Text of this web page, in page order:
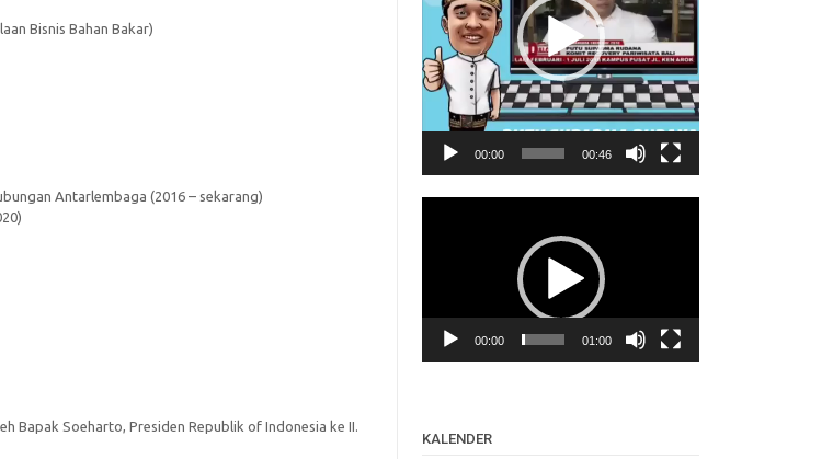
Bisnis Bahan Bakar)
Antarlembaga (2016 – sekarang)
Bapak Soeharto, Presiden Republik of Indonesia ke II.
00:00 00:46
00:00 01:00
KALENDER